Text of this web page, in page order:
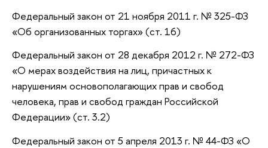
Федеральный закон от 21 ноября 2011 г. № 325-ФЗ
«Об организованных торгах» (ст. 16)
Федеральный закон от 28 декабря 2012 г. № 272-ФЗ
«О мерах воздействия на лиц, причастных к
нарушениям основополагающих прав и свобод
человека, прав и свобод граждан Российской
Федерации» (ст. 3.2)
Федеральный закон от 5 апреля 2013 г. № 44-ФЗ «О